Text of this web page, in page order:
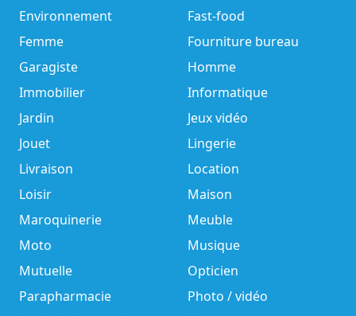
Environnement
Fast-food
Femme
Fourniture bureau
Garagiste
Homme
Immobilier
Informatique
Jardin
Jeux vidéo
Jouet
Lingerie
Livraison
Location
Loisir
Maison
Maroquinerie
Meuble
Moto
Musique
Mutuelle
Opticien
Parapharmacie
Photo / vidéo